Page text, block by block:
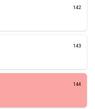
142
143
144